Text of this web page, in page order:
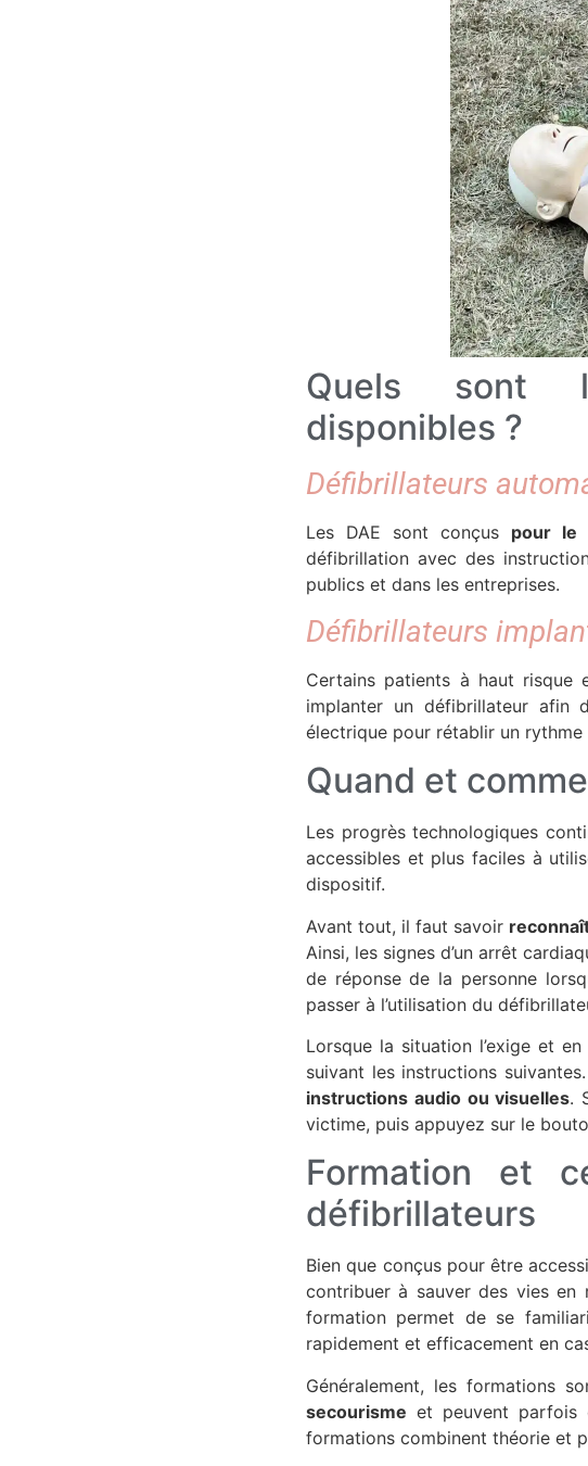
Quels sont
disponibles ?
Défibrillateurs
Les DAE sont conçus pour le
défibrillation avec des
publics et dans les entreprises.
Défibrillateurs
Certains patients à haut risque
implanter un défibrillateur afin
électrique pour rétablir un rythme
Quand et
Les progrès technologiques
accessibles et plus faciles à
dispositif.
Avant tout, il faut savoir
Ainsi, les signes d’un arrêt
de réponse de la personne
passer à l’utilisation du
Lorsque la situation l’exige et
suivant les instructions
instructions audio ou visuelles.
victime, puis appuyez sur le
Formation et
défibrillateurs
Bien que conçus pour être
contribuer à sauver des vies en
formation permet de se
rapidement et efficacement en
Généralement, les formations
secourisme et peuvent parfois
formations combinent théorie et